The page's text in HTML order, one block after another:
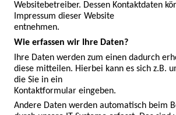
Websitebetreiber. Dessen Kontaktdaten
Impressum dieser Website
entnehmen.
Wie erfassen wir Ihre Daten?
Ihre Daten werden zum einen dadurch
diese mitteilen. Hierbei kann es sich z.B.
die Sie in ein
Kontaktformular eingeben.
Andere Daten werden automatisch beim